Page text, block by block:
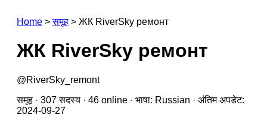
Home >समूह > ЖК RiverSky ремонт
ЖК RiverSky ремонт
@RiverSky_remont
समूह · 307 सदस्य · 46 online · भाषा: Russian · अंतिम अपडेट:
2024-09-27